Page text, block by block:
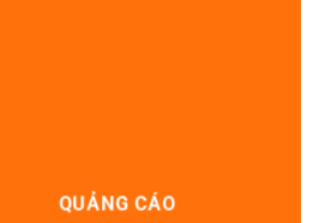
QUẢNG CÁO